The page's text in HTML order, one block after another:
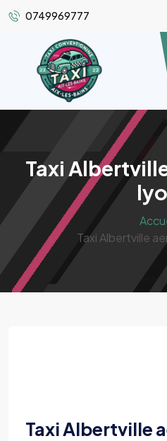
0749969777
Taxi
Taxi Albertville
Taxi Albertville